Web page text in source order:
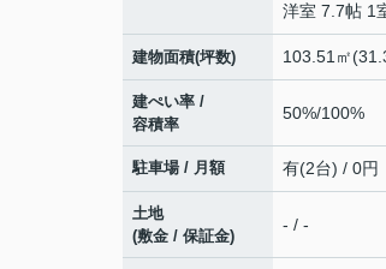
洋室 7.7帖 1
建物面積(坪数) 103.51㎡
建ぺい率 /
容積率
50%/100%
駐車場 / 月額 有(2台) / 0円
土地
(敷金 / 保証金)
- / -